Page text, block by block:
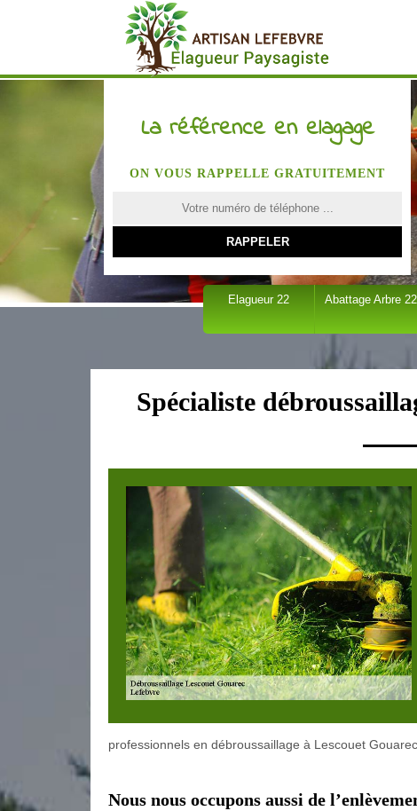
La référence en elagage
ON VOUS RAPPELLE GRATUITEMENT
Elagueur 22 Abattage Arbre 22
Spécialiste
professionnels en débroussaillage à Lescouet Gouarec.
Nous nous occupons aussi de